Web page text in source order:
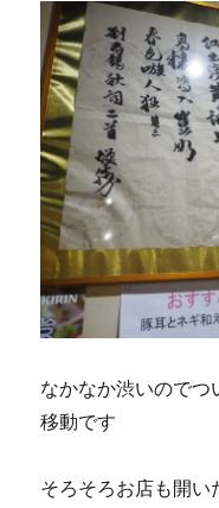
なかなか渋いので
移動です
そろそろお店も開い